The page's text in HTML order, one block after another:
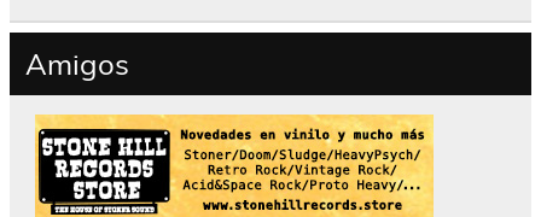
Amigos